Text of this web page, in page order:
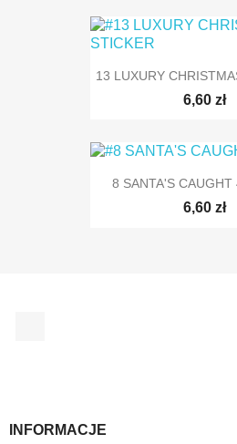
13 LUXURY
6,60 zł
8 SANTA'S CAUGHT
6,60 zł
INFORMACJE